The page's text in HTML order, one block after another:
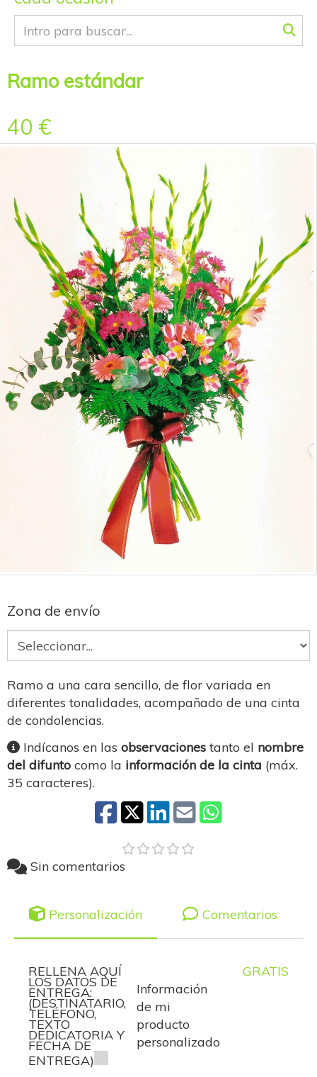
Ramo estándar
40 €
Zona de envío
Ramo a una cara sencillo, de flor variada en
diferentes tonalidades, acompañado de una cinta
de condolencias.
Indícanos en las observaciones tanto el nombre
del difunto como la información de la cinta (máx.
35 caracteres).
Sin comentarios
Personalización Comentarios
RELLENA AQUÍ
LOS DATOS DE
ENTREGA:
(DESTINATARIO,
TELÉFONO,
TEXTO
DEDICATORIA Y
FECHA DE
ENTREGA)
Información
de mi
producto
personalizado
GRATIS